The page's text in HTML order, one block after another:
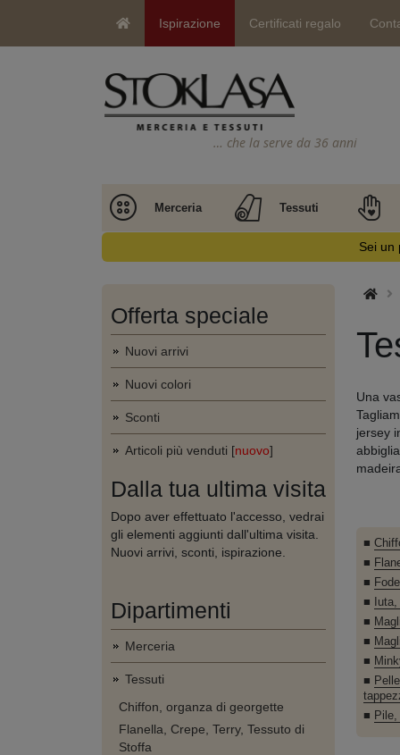
Ispirazione Certificati regalo
… che la serve da 36 anni
Merceria Tessuti
Sei un
Offerta speciale
Nuovi arrivi
Nuovi colori
Sconti
Articoli più venduti [nuovo]
Dalla tua ultima visita
Dopo aver effettuato l'accesso, vedrai
gli elementi aggiunti dall'ultima visita.
Nuovi arrivi, sconti, ispirazione.
Dipartimenti
Merceria
Tessuti
Chiffon, organza di georgette
Flanella, Crepe, Terry, Tessuto di
Stoffa
Una
jersey
■
■
■
■
■
■
■
■
■